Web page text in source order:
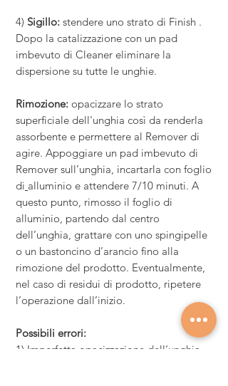
4) Sigillo: stendere uno strato di Finish .
Dopo la catalizzazione con un pad
imbevuto di Cleaner eliminare la
dispersione su tutte le unghie.
Rimozione: opacizzare lo strato
superficiale dell'unghia così da renderla
assorbente e permettere al Remover di
agire. Appoggiare un pad imbevuto di
Remover sull’unghia, incartarla con foglio
di alluminio e attendere 7/10 minuti. A
questo punto, rimosso il foglio di
alluminio, partendo dal centro
dell’unghia, grattare con uno spingipelle
o un bastoncino d’arancio fino alla
rimozione del prodotto. Eventualmente,
nel caso di residui di prodotto, ripetere
l’operazione dall’inizio.
Possibili errori:
1) Imperfetta opacizzazione dell’unghia